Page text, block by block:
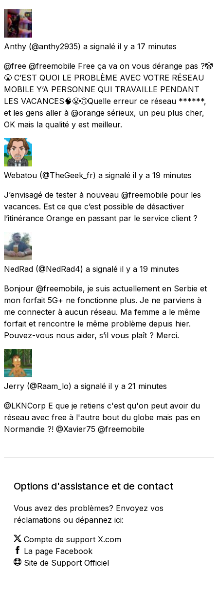
Anthy (@anthy2935) a signalé il y a 17 minutes
@free @freemobile Free ça va on vous dérange pas ?🤡
😤 C’EST QUOI LE PROBLÈME AVEC VOTRE RÉSEAU
MOBILE Y’A PERSONNE QUI TRAVAILLE PENDANT
LES VACANCES🧠😤🙃Quelle erreur ce réseau ******,
et les gens aller à @orange sérieux, un peu plus cher,
OK mais la qualité y est meilleur.
Webatou (@TheGeek_fr) a signalé il y a 19 minutes
J’envisagé de tester à nouveau @freemobile pour les
vacances. Est ce que c’est possible de désactiver
l’itinérance Orange en passant par le service client ?
NedRad (@NedRad4) a signalé il y a 19 minutes
Bonjour @freemobile, je suis actuellement en Serbie et
mon forfait 5G+ ne fonctionne plus. Je ne parviens à
me connecter à aucun réseau. Ma femme a le même
forfait et rencontre le même problème depuis hier.
Pouvez-vous nous aider, s’il vous plaît ? Merci.
Jerry (@Raam_lo) a signalé il y a 21 minutes
@LKNCorp E que je retiens c'est qu'on peut avoir du
réseau avec free à l'autre bout du globe mais pas en
Normandie ?! @Xavier75 @freemobile
Options d'assistance et de contact
Vous avez des problèmes? Envoyez vos
réclamations ou dépannez ici:
Compte de support X.com
La page Facebook
Site de Support Officiel